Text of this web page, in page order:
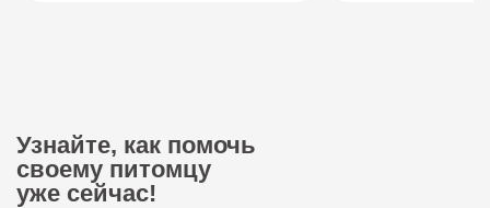
Узнайте, как помочь
своему питомцу
уже сейчас!